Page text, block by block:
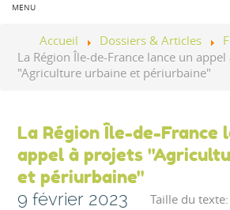
MENU
Accueil Dossiers & Articles
La Région Île-de-France lance un
"Agriculture urbaine et périurbaine"
La Région Île-de-France
appel à projets
et périurbaine"
9 février 2023 Taille du texte: